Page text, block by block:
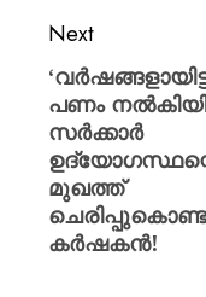
Next
പണം
സർക്കാർ
മുഖത്ത്
കർഷകൻ!